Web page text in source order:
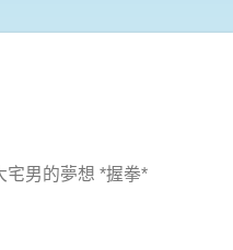
宅男的夢想 *握拳*